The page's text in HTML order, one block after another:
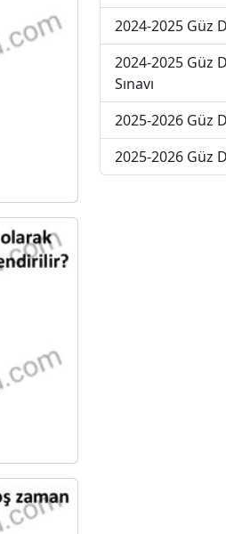
2024-2025 Güz
2024-2025 Güz
Sınavı
2025-2026 Güz
2025-2026 Güz